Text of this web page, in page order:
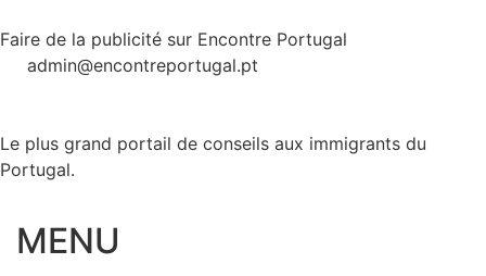
Faire de la publicité sur Encontre Portugal
admin@encontreportugal.pt
Le plus grand portail de conseils aux immigrants du
Portugal.
MENU